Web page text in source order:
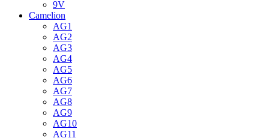
9V
Camelion
AG1
AG2
AG3
AG4
AG5
AG6
AG7
AG8
AG9
AG10
AG11